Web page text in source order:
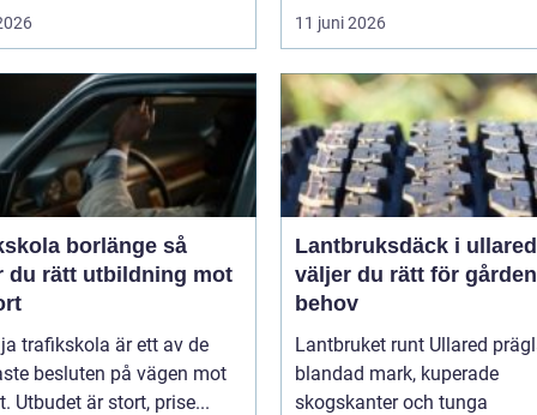
11 juni 2026
borlänge så
du rätt utbildning mot
trafikskola är ett av de
besluten på vägen mot
Utbudet är stort, prise...
Lantbruksdäck i ullared
väljer du rätt för
behov
Lantbruket runt Ullared
blandad mark, kuperade
skogskanter och tunga